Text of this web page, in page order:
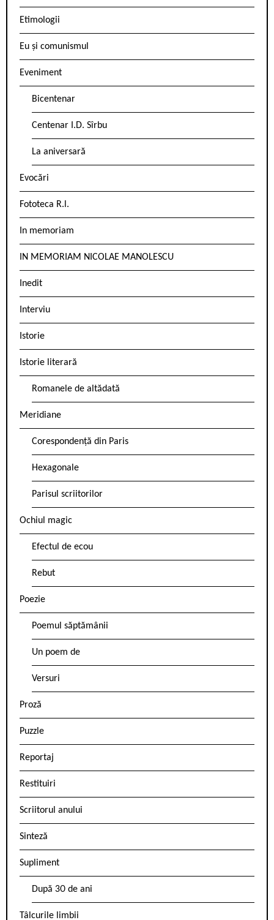
Etimologii
Eu și comunismul
Eveniment
Bicentenar
Centenar I.D. Sîrbu
La aniversară
Evocări
Fototeca R.l.
In memoriam
IN MEMORIAM NICOLAE MANOLESCU
Inedit
Interviu
Istorie
Istorie literară
Romanele de altădată
Meridiane
Corespondență din Paris
Hexagonale
Parisul scriitorilor
Ochiul magic
Efectul de ecou
Rebut
Poezie
Poemul săptămânii
Un poem de
Versuri
Proză
Puzzle
Reportaj
Restituiri
Scriitorul anului
Sinteză
Supliment
După 30 de ani
Tâlcurile limbii